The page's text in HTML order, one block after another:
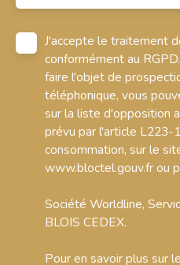
J'accepte le traitement
conformément au
faire l'objet de
téléphonique, vous
sur la liste d'opposition
prévu par l'article L223-
consommation, sur le
www.bloctel.gouv.fr ou
Société Worldline,
BLOIS CEDEX.
Pour en savoir plus sur